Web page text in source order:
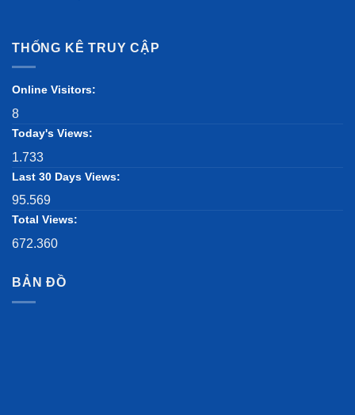
THỐNG KÊ TRUY CẬP
Online Visitors:
8
Today's Views:
1.733
Last 30 Days Views:
95.569
Total Views:
672.360
BẢN ĐỒ